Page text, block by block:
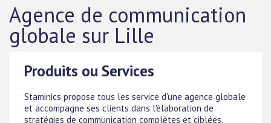
Agence de communication
globale sur Lille
Produits ou Services
Staminics propose tous les service d'une agence globale
et accompagne ses clients dans l'élaboration de
stratégies de communication complètes et ciblées.